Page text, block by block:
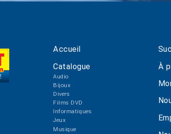
Accueil
Catalogue
Audio
Bijoux
Divers
Films DVD
Informatiques
Jeux
Musique
À